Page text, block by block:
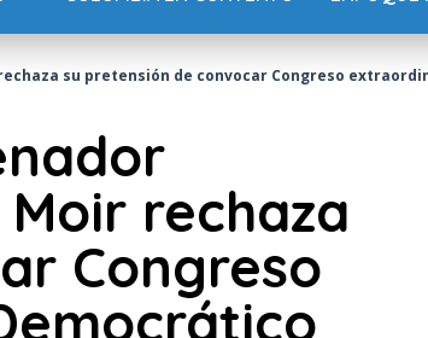
su pretensión de convocar Congreso
rechaza
Congreso